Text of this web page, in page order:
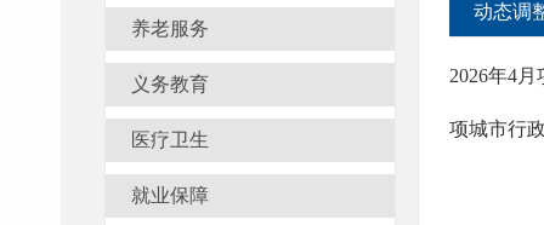
养老服务
义务教育
医疗卫生
就业保障
动态调
2026年4
项城市行